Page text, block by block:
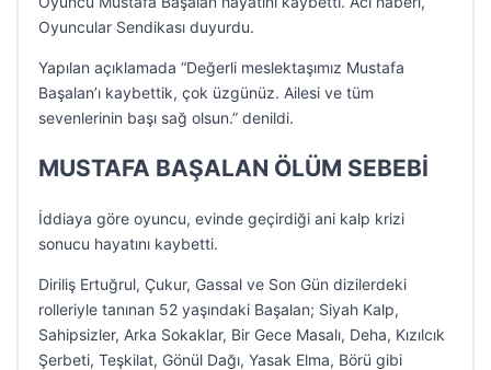
Oyuncular Sendikası duyurdu.
Yapılan açıklamada “Değerli meslektaşımız Mustafa
Başalan’ı kaybettik, çok üzgünüz. Ailesi ve tüm
sevenlerinin başı sağ olsun.” denildi.
MUSTAFA BAŞALAN ÖLÜM SEBEBİ
İddiaya göre oyuncu, evinde geçirdiği ani kalp krizi
sonucu hayatını kaybetti.
Diriliş Ertuğrul, Çukur, Gassal ve Son Gün dizilerdeki
rolleriyle tanınan 52 yaşındaki Başalan; Siyah Kalp,
Sahipsizler, Arka Sokaklar, Bir Gece Masalı, Deha, Kızılcık
Şerbeti, Teşkilat, Gönül Dağı, Yasak Elma, Börü gibi